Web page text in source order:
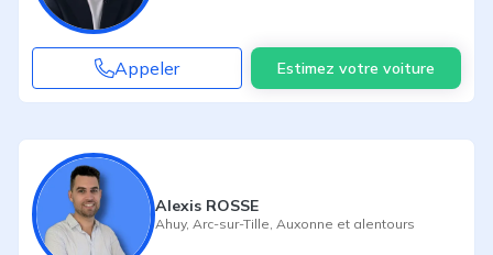
Appeler Estimez votre voiture
Alexis ROSSE
Ahuy, Arc-sur-Tille Auxonne et alentours